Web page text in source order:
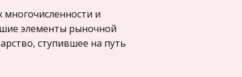
и
элементы рыночной
ступившее на путь